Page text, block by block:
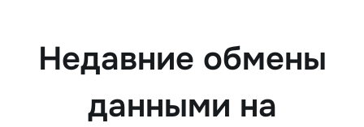
Недавние обмены
данными на